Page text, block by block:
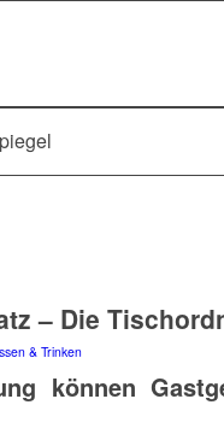
– Die
& Trinken
können